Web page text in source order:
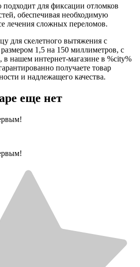
подходит для фиксации отломков
обеспечивая необходимую
лечения сложных переломов.
для скелетного вытяжения с
1,5 на 150 миллиметров, с
в нашем интернет-магазине в %city%
получаете товар
и надлежащего качества.
еще нет